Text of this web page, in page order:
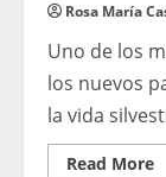
Rosa María
Uno de los
los nuevos
la vida
Read More